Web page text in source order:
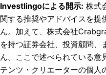
Investlingoによる開示: 株式
関する推奨やアドバイスを提
ん。加えて、株式会社
を持つ証券会社、投資顧問
ん。ここで述べられている意
テンツ・クリエーターの個人